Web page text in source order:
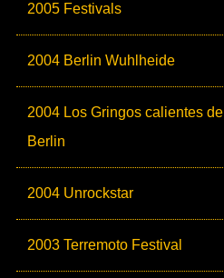
2005 Festivals
2004 Berlin Wuhlheide
2004 Los Gringos calientes de
Berlin
2004 Unrockstar
2003 Terremoto Festival